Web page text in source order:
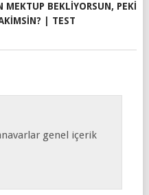
MEKTUP BEKLIYORSUN, PEKI
| TEST
genel içerik